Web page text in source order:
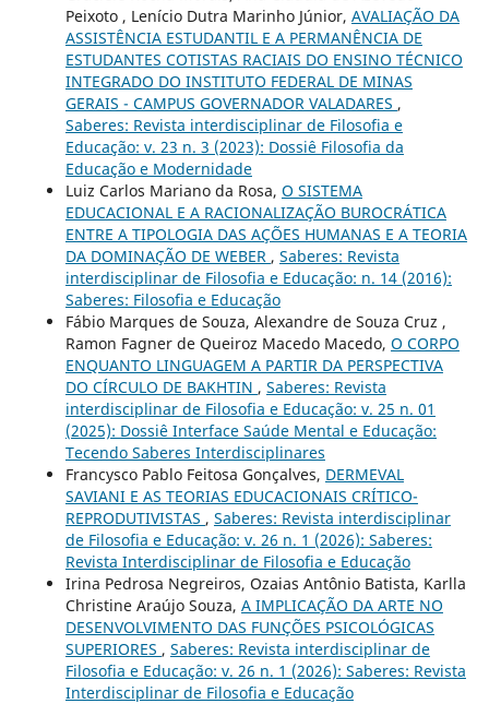
Peixoto , Lenício Dutra Marinho Júnior, AVALIAÇÃO DA
ASSISTÊNCIA ESTUDANTIL E A PERMANÊNCIA DE
ESTUDANTES COTISTAS RACIAIS DO ENSINO TÉCNICO
INTEGRADO DO INSTITUTO FEDERAL DE MINAS
GERAIS - CAMPUS GOVERNADOR VALADARES ,
Saberes: Revista interdisciplinar de Filosofia e
Educação: v. 23 n. 3 (2023): Dossiê Filosofia da
Educação e Modernidade
Luiz Carlos Mariano da Rosa, O SISTEMA
EDUCACIONAL E A RACIONALIZAÇÃO BUROCRÁTICA
ENTRE A TIPOLOGIA DAS AÇÕES HUMANAS E A TEORIA
DA DOMINAÇÃO DE WEBER , Saberes: Revista
interdisciplinar de Filosofia e Educação: n. 14 (2016):
Saberes: Filosofia e Educação
Fábio Marques de Souza, Alexandre de Souza Cruz ,
Ramon Fagner de Queiroz Macedo Macedo, O CORPO
ENQUANTO LINGUAGEM A PARTIR DA PERSPECTIVA
DO CÍRCULO DE BAKHTIN , Saberes: Revista
interdisciplinar de Filosofia e Educação: v. 25 n. 01
(2025): Dossiê Interface Saúde Mental e Educação:
Tecendo Saberes Interdisciplinares
Francysco Pablo Feitosa Gonçalves, DERMEVAL
SAVIANI E AS TEORIAS EDUCACIONAIS CRÍTICO-
REPRODUTIVISTAS , Saberes: Revista interdisciplinar
de Filosofia e Educação: v. 26 n. 1 (2026): Saberes:
Revista Interdisciplinar de Filosofia e Educação
Irina Pedrosa Negreiros, Ozaias Antônio Batista, Karlla
Christine Araújo Souza, A IMPLICAÇÃO DA ARTE NO
DESENVOLVIMENTO DAS FUNÇÕES PSICOLÓGICAS
SUPERIORES , Saberes: Revista interdisciplinar de
Filosofia e Educação: v. 26 n. 1 (2026): Saberes: Revista
Interdisciplinar de Filosofia e Educação